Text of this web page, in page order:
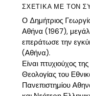
ΣΧΕΤΙΚΆ ΜΕ ΤΟΝ
Ο Δημήτριος
Αθήνα (1967),
επεράτωσε την
(Αθήνα).
Είναι πτυχιούχος
Θεολογίας του
Πανεπιστημίου